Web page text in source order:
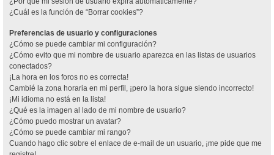
¿Cuál es la función de “Borrar cookies”?
Preferencias de usuario y configuraciones
¿Cómo se puede cambiar mi configuración?
¿Cómo evito que mi nombre de usuario aparezca en las listas de usuarios
conectados?
¡La hora en los foros no es correcta!
Cambié la zona horaria en mi perfil, ¡pero la hora sigue siendo incorrecto!
¡Mi idioma no está en la lista!
¿Qué es la imagen al lado de mi nombre de usuario?
¿Cómo puedo mostrar un avatar?
¿Cómo se puede cambiar mi rango?
Cuando hago clic sobre el enlace de e-mail de un usuario, ¡me pide que me